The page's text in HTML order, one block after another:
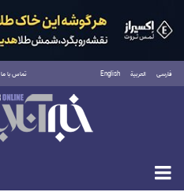
فارسی العربية English تماس با ما
شنبه ۱۷ مرداد ۱۴۰۵